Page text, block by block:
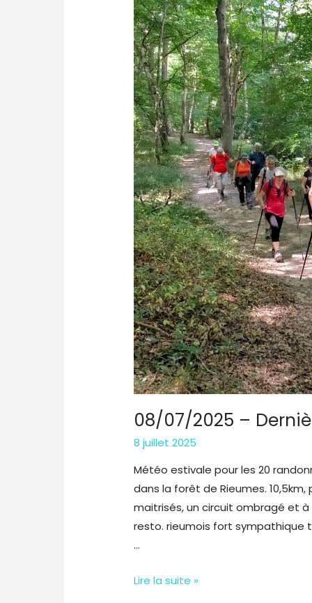
08/07/2025 –
8 juillet 2025
Météo estivale pour les 20
dans la forêt de Rieumes.
maitrisés, un circuit ombragé et
resto. rieumois fort sympathique
…
08/07/2025
Lire la suite »